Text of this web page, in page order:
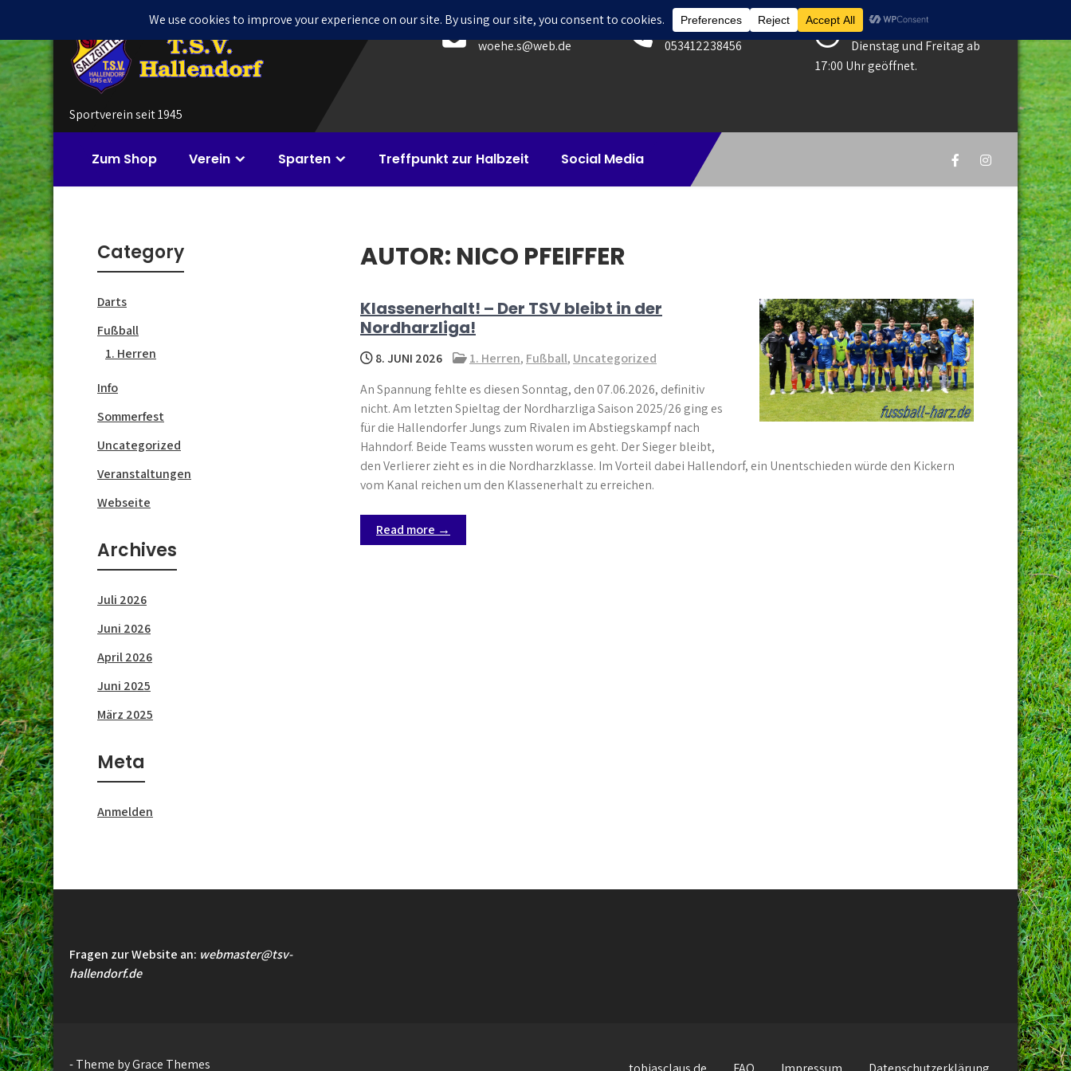
content
Sportverein seit 1945
E-Mail
woehe.s@web.de
Telefon
053412238456
Öfnungszeiten Gaststätte
Dienstag und Freitag ab
17:00 Uhr geöffnet.
Zum Shop Verein Sparten Treffpunkt zur Halbzeit Social Media
AUTOR: NICO PFEIFFER
Klassenerhalt! – Der TSV bleibt in der
Nordharzliga!
8. JUNI 2026 1. Herren, Fußball, Uncategorized
An Spannung fehlte es diesen Sonntag, den 07.06.2026, definitiv
nicht. Am letzten Spieltag der Nordharzliga Saison 2025/26 ging es
für die Hallendorfer Jungs zum Rivalen im Abstiegskampf nach
Hahndorf. Beide Teams wussten worum es geht. Der Sieger bleibt,
den Verlierer zieht es in die Nordharzklasse. Im Vorteil dabei Hallendorf, ein Unentschieden würde den Kickern
vom Kanal reichen um den Klassenerhalt zu erreichen.
Read more →
Category
Darts
Fußball
1. Herren
Info
Sommerfest
Uncategorized
Veranstaltungen
Webseite
Archives
Juli 2026
Juni 2026
April 2026
Juni 2025
März 2025
Meta
Anmelden
Fragen zur Website an: webmaster@tsv-
hallendorf.de
- Theme by Grace Themes